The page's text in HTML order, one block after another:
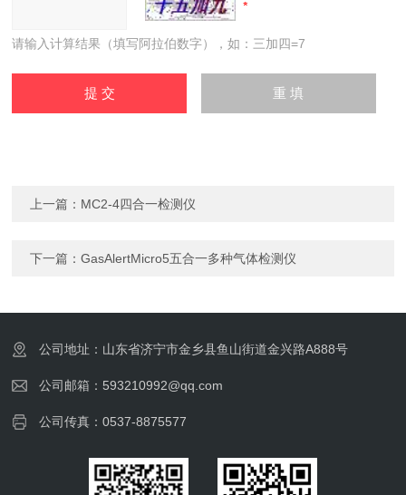
请输入计算结果（填写阿拉伯数字），如：三加四=7
上一篇： MC2-4四合一检测仪
下一篇：GasAlertMicro5五合一多种气体检测仪
公司地址：山东省济宁市金乡县鱼山街道金兴路A888号
公司邮箱：593210992@qq.com
公司传真：0537-8875577